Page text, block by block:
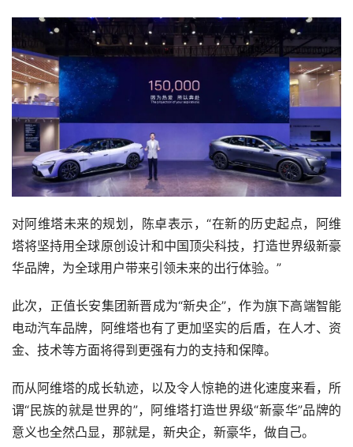
对阿维塔未来的规划，陈卓表示，“在新的历史起点，阿维
塔将坚持用全球原创设计和中国顶尖科技，打造世界级新豪
华品牌，为全球用户带来引领未来的出行体验。”
此次，正值长安集团新晋成为“新央企”，作为旗下高端智能
电动汽车品牌，阿维塔也有了更加坚实的后盾，在人才、资
金、技术等方面将得到更强有力的支持和保障。
而从阿维塔的成长轨迹，以及令人惊艳的进化速度来看，所
谓“民族的就是世界的”，阿维塔打造世界级“新豪华”品牌的
意义也全然凸显，那就是，新央企，新豪华，做自己。